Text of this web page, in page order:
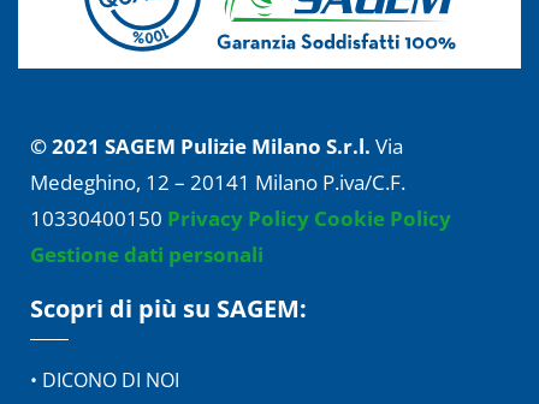
© 2021 SAGEM Pulizie Milano S.r.l. Via
Medeghino, 12 – 20141 Milano P.iva/C.F.
10330400150 Privacy Policy Cookie Policy
Gestione dati personali
Scopri di più su SAGEM:
• DICONO DI NOI